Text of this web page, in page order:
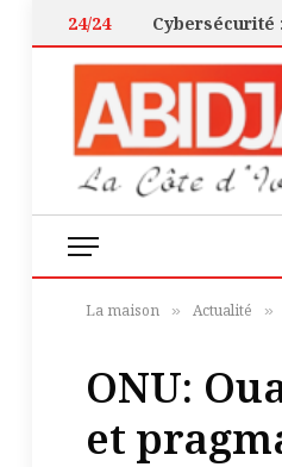
24/24
La maison » Actualité »
ONU:
et